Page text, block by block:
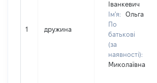
1 дружина
Іванкевич
Ім'я:
Ольга
По
батькові
(за
наявності):
Миколаївна